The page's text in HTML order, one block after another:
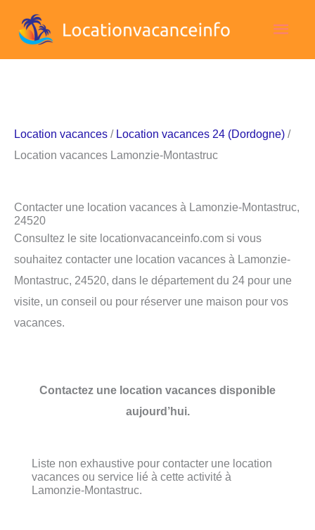
Location vacances / Location vacances 24 (Dordogne) /
Location vacances Lamonzie-Montastruc
Contacter une location vacances à Lamonzie-Montastruc,
24520
Consultez le site locationvacanceinfo.com si vous
souhaitez contacter une location vacances à Lamonzie-
Montastruc, 24520, dans le département du 24 pour une
visite, un conseil ou pour réserver une maison pour vos
vacances.
Contactez une location vacances disponible
aujourd’hui.
Liste non exhaustive pour contacter une location
vacances ou service lié à cette activité à
Lamonzie-Montastruc.